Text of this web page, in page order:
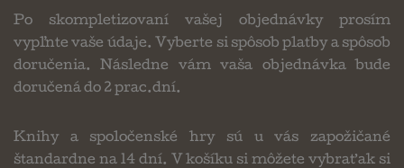
Po skompletizovaní vašej objednávky prosím
vypľnte vaše údaje. Vyberte si spôsob platby a spôsob
doručenia. Následne vám vaša objednávka bude
doručená do 2 prac.dní.
Knihy a spoločenské hry sú u vás zapožičané
štandardne na 14 dní. V košíku si môžete vybrať ak si